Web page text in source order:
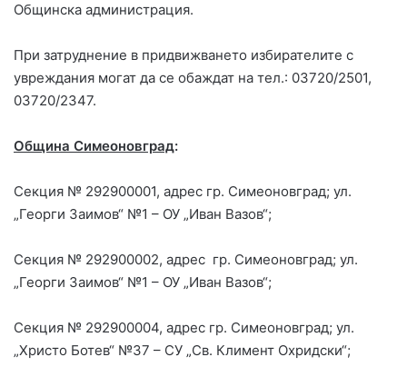
Общинска администрация.
При затруднение в придвижването избирателите с
увреждания могат да се обаждат на тел.: 03720/2501,
03720/2347.
Община Симеоновград:
Секция № 292900001, адрес гр. Симеоновград; ул.
„Георги Заимов“ №1 – ОУ „Иван Вазов“;
Секция № 292900002, адрес гр. Симеоновград; ул.
„Георги Заимов“ №1 – ОУ „Иван Вазов“;
Секция № 292900004, адрес гр. Симеоновград; ул.
„Христо Ботев“ №37 – СУ „Св. Климент Охридски“;